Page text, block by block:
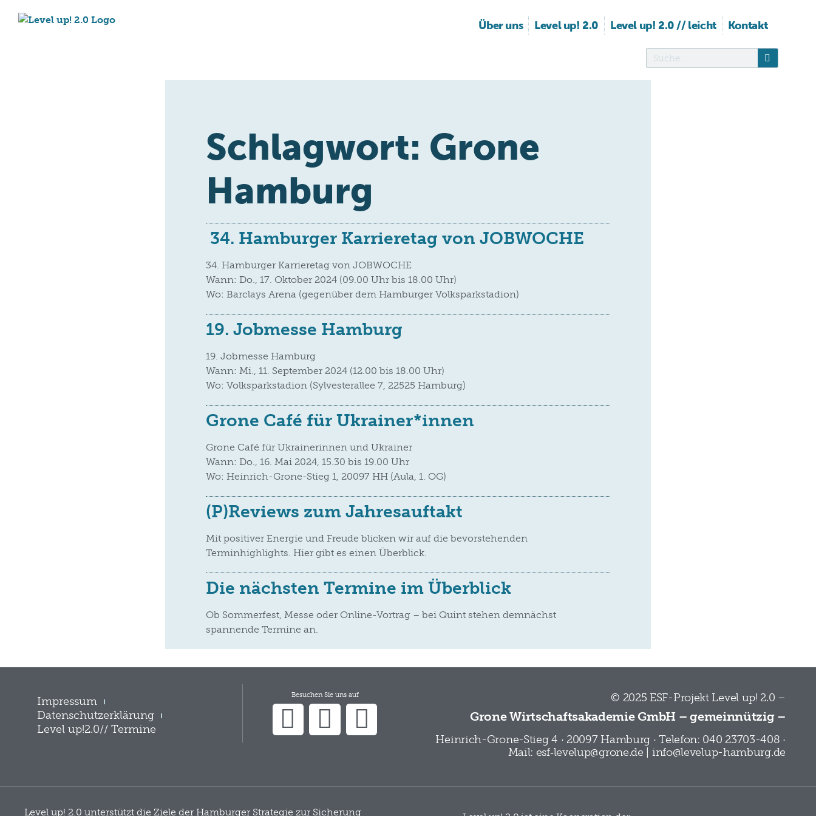
Über uns Level up! 2.0 Level up! 2.0 // leicht Kontakt
Schlagwort: Grone
Hamburg
34. Hamburger Karrieretag von JOBWOCHE
34. Hamburger Karrieretag von JOBWOCHE
Wann: Do., 17. Oktober 2024 (09.00 Uhr bis 18.00 Uhr)
Wo: Barclays Arena (gegenüber dem Hamburger Volksparkstadion)
19. Jobmesse Hamburg
19. Jobmesse Hamburg
Wann: Mi., 11. September 2024 (12.00 bis 18.00 Uhr)
Wo: Volksparkstadion (Sylvesterallee 7, 22525 Hamburg)
Grone Café für Ukrainer*innen
Grone Café für Ukrainerinnen und Ukrainer
Wann: Do., 16. Mai 2024, 15.30 bis 19.00 Uhr
Wo: Heinrich-Grone-Stieg 1, 20097 HH (Aula, 1. OG)
(P)Reviews zum Jahresauftakt
Mit positiver Energie und Freude blicken wir auf die bevorstehenden
Terminhighlights. Hier gibt es einen Überblick.
Die nächsten Termine im Überblick
Ob Sommerfest, Messe oder Online-Vortrag – bei Quint stehen demnächst
spannende Termine an.
Impressum
Datenschutzerklärung
Level up!2.0// Termine
Besuchen Sie uns auf © 2025 ESF-Projekt Level up! 2.0 –
Grone Wirtschaftsakademie GmbH – gemeinnützig –
Heinrich-Grone-Stieg 4 · 20097 Hamburg · Telefon: 040 23703-408 ·
Mail: esf‑levelup@grone.de | info@levelup-hamburg.de
Level up! 2.0 unterstützt die Ziele der Hamburger Strategie zur Sicherung